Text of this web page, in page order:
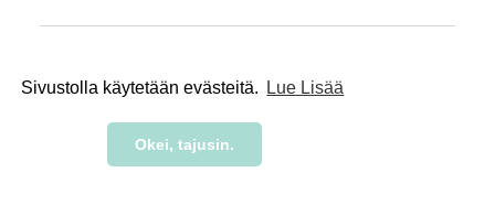
Sivustolla käytetään evästeitä. Lue Lisää
Okei, tajusin.